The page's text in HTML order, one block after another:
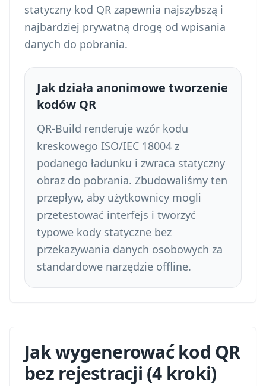
statyczny kod QR zapewnia najszybszą i
najbardziej prywatną drogę od wpisania
danych do pobrania.
Jak działa anonimowe tworzenie
kodów QR
QR-Build renderuje wzór kodu
kreskowego ISO/IEC 18004 z
podanego ładunku i zwraca statyczny
obraz do pobrania. Zbudowaliśmy ten
przepływ, aby użytkownicy mogli
przetestować interfejs i tworzyć
typowe kody statyczne bez
przekazywania danych osobowych za
standardowe narzędzie offline.
Jak wygenerować kod QR
bez rejestracji (4 kroki)